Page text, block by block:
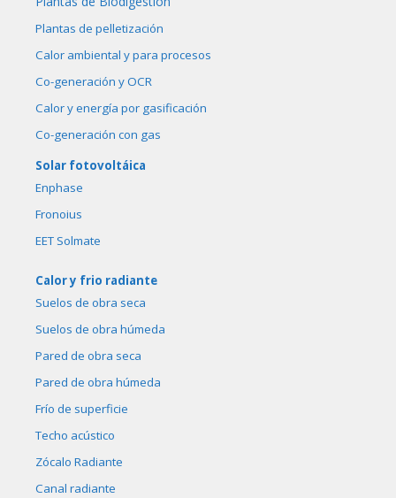
Plantas de pelletización
Calor ambiental y para procesos
Co-generación y OCR
Calor y energía por gasificación
Co-generación con gas
Solar fotovoltáica
Enphase
Fronoius
EET Solmate
Calor y frio radiante
Suelos de obra seca
Suelos de obra húmeda
Pared de obra seca
Pared de obra húmeda
Frío de superficie
Techo acústico
Zócalo Radiante
Canal radiante